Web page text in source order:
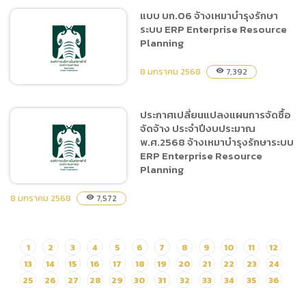
เหมาบริการทำความสะอาด ใน
พื้นที่สำนักงานเชียงใหม่ไนท์
ซาฟารี ประจำปีงบประมาณ
พ.ศ. 2568 ระยะเวลา 8 เดือน
ตั้งแต่วันที่ 1 กุมภาพันธ์ 2568
– 30 กันยายน 2568 ด้วยวิธี
แบบ บก.06 จ้างเหมาบำรุง
รักษาระบบ ERP Enterprise
Resource Planning
แบบ บก.06 จ้างเหมาบำรุงรักษา
ระบบ ERP Enterprise Resource
Planning
8 มกราคม 2568 visibility 7,392
จัดซื้อจัดจ้าง ประจำ
ปีงบประมาณ พ.ศ.2568 จ้าง
เหมาบำรุงรักษาระบบ ERP
ประกาศเปลี่ยนแปลงแผนการจัดซื้อ
จัดจ้าง ประจำปีงบประมาณ
พ.ศ.2568 จ้างเหมาบำรุงรักษาระบบ
ERP Enterprise Resource
Planning
8 มกราคม 2568 visibility 7,572
1 2 3 4 5 6 7 8 9 10 11
12
13
14 15 16 17 18 19 20 21 22 23
24
25
26 27 28 29 30 31 32 33 34 35
36